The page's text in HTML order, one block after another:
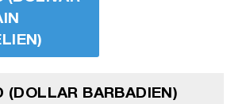
(DOLLAR BARBADIEN)